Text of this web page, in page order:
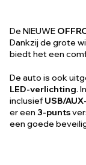
De NIEUWE
Dankzij de grote
biedt het een
De auto is ook
LED-verlichting.
inclusief USB/AUX
er een 3-punts
een goede